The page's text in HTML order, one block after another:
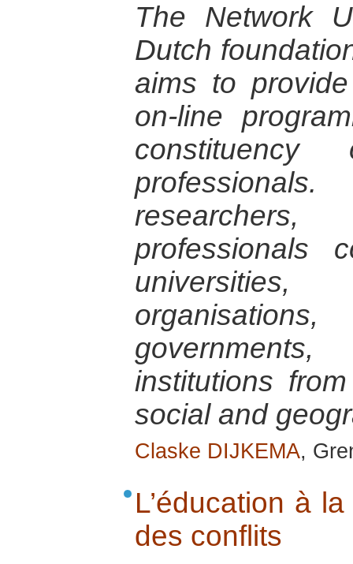
The Network
Dutch
aims to
on-line
professionals
institutions
social and
Claske DIJKEMA,
L’éducation à
des conflits